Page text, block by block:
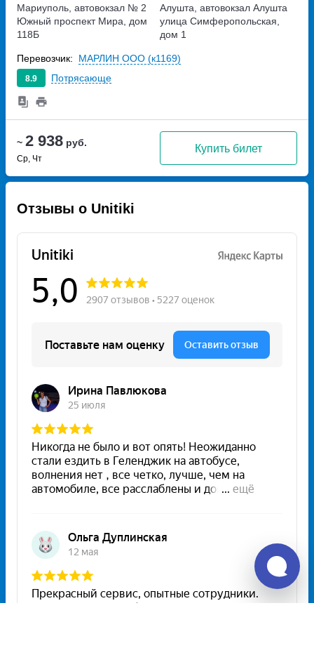
~ 2 938 руб.
Ср, Чт
Купить билет
Мариуполь, автовокзал № 2
Южный проспект Мира, дом
118Б
Алушта, автовокзал Алушта
улица Симферопольская,
дом 1
8.9 Потрясающе
Перевозчик: МАРЛИН ООО (к1169)
Отзывы о Unitiki